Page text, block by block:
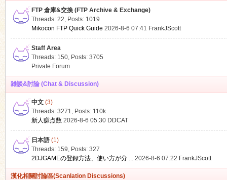
FTP 倉庫&交換 (FTP Archive & Exchange)
Threads: 22, Posts: 1019
Mikocon FTP Quick Guide 2026-8-6 07:41 FrankJScott
Staff Area
Threads: 150, Posts: 3705
Private Forum
雑談&討論 (Chat & Discussion)
中文(3)
Threads: 3271, Posts: 110k
新人赚点数 2026-8-6 05:30 DDCAT
日本語(1)
Threads: 159, Posts: 327
2DJGAMEの登録方法、使い方が分 ... 2026-8-6 07:22 FrankJScott
漢化相關討論區(Scanlation Discussions)